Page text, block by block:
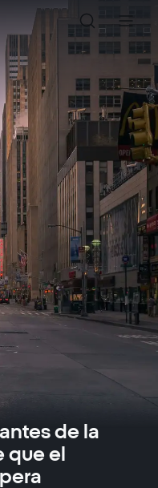
de la
que el